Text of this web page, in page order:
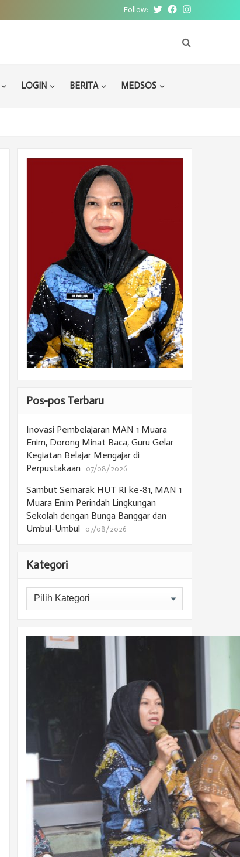
Follow: TwitterFacebookInstagram
LOGIN BERITA MEDSOS
Pos-pos Terbaru
Inovasi Pembelajaran MAN 1 Muara
Enim, Dorong Minat Baca, Guru Gelar
Kegiatan Belajar Mengajar di
Perpustakaan
07/08/2026
Sambut Semarak HUT RI ke-81, MAN 1
Muara Enim Perindah Lingkungan
Sekolah dengan Bunga Banggar dan
Umbul-Umbul
07/08/2026
Kategori
Kategori